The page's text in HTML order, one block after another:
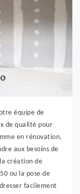
équipe de
de qualité pour
en rénovation,
aux besoins de
création de
ou la pose de
facilement